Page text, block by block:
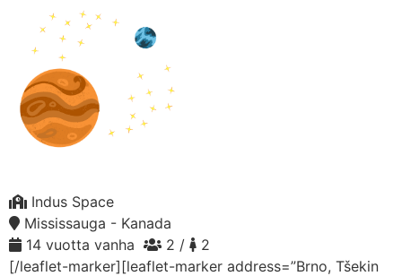
Indus Space
Mississauga - Kanada
14 vuotta vanha
2 /
2
[/leaflet-marker][leaflet-marker address=”Brno, Tšekin